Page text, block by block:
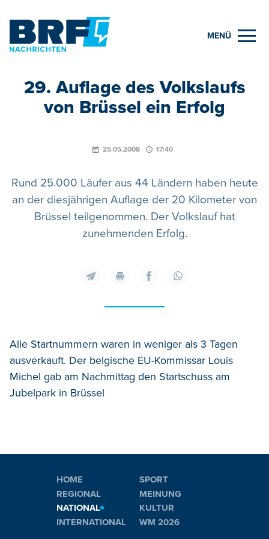
MENÜ
29. Auflage des Volkslaufs
von Brüssel ein Erfolg
25.05.2008 17:40
Rund 25.000 Läufer aus 44 Ländern haben heute
an der diesjährigen Auflage der 20 Kilometer von
Brüssel teilgenommen. Der Volkslauf hat
zunehmenden Erfolg.
Alle Startnummern waren in weniger als 3 Tagen
ausverkauft. Der belgische EU-Kommissar Louis
Michel gab am Nachmittag den Startschuss am
Jubelpark in Brüssel
HOME
REGIONAL
NATIONAL
INTERNATIONAL
SPORT
MEINUNG
KULTUR
WM 2026